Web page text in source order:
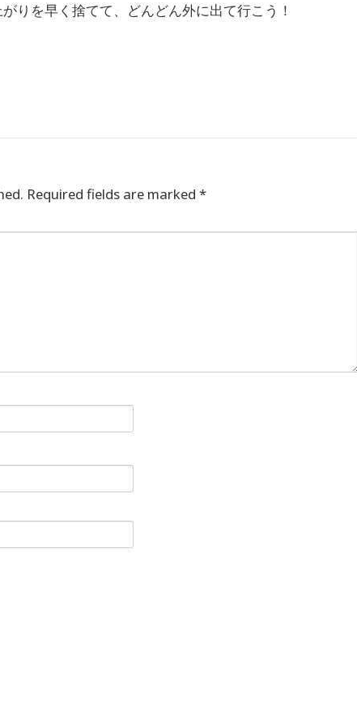
りを早く捨てて、どんどん外に出て行こう！
Required fields are marked *